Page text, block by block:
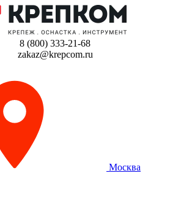
8 (800) 333-21-68
zakaz@krepcom.ru
Москва